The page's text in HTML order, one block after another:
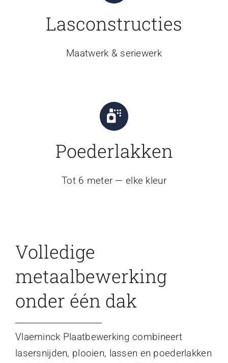
Lasconstructies
Maatwerk & seriewerk
Poederlakken
Tot 6 meter — elke kleur
Volledige
metaalbewerking
onder één dak
Vlaeminck Plaatbewerking combineert
lasersnijden, plooien, lassen en poederlakken